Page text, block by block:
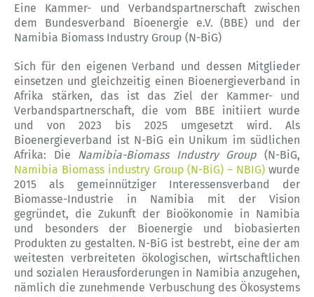
Eine Kammer- und Verbandspartnerschaft zwischen
dem Bundesverband Bioenergie e.V. (BBE) und der
Namibia Biomass Industry Group (N-BiG)
Sich für den eigenen Verband und dessen Mitglieder
einsetzen und gleichzeitig einen Bioenergieverband in
Afrika stärken, das ist das Ziel der Kammer- und
Verbandspartnerschaft, die vom BBE initiiert wurde
und von 2023 bis 2025 umgesetzt wird. Als
Bioenergieverband ist N-BiG ein Unikum im südlichen
Afrika: Die Namibia-Biomass Industry Group (N-BiG,
Namibia Biomass industry Group (N-BiG) – NBIG) wurde
2015 als gemeinnütziger Interessensverband der
Biomasse-Industrie in Namibia mit der Vision
gegründet, die Zukunft der Bioökonomie in Namibia
und besonders der Bioenergie und biobasierten
Produkten zu gestalten. N-BiG ist bestrebt, eine der am
weitesten verbreiteten ökologischen, wirtschaftlichen
und sozialen Herausforderungen in Namibia anzugehen,
nämlich die zunehmende Verbuschung des Ökosystems